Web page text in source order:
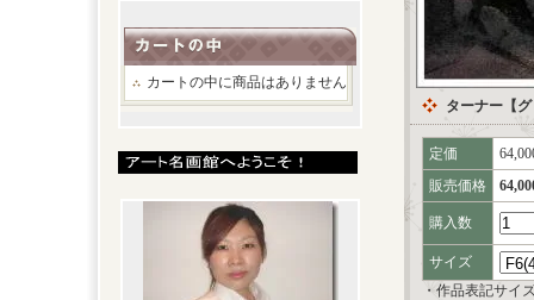
カートの中に商品はありません
ターナー【
定価
販売価格
購入数
サイズ
・作品表記サイ